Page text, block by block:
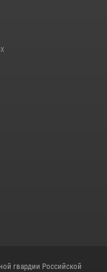
гвардии Российской